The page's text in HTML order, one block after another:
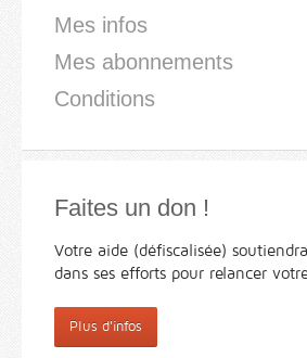
Mes infos
Mes abonnements
Conditions
Faites un don !
Votre aide (défiscalisée)
dans ses efforts pour relancer
Plus d'infos